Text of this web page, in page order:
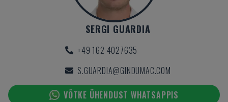
SERGI GUARDIA
+49 162 4027635
S.GUARDIA@GINDUMAC.COM
VÕTKE ÜHENDUST WHATSAPPIS